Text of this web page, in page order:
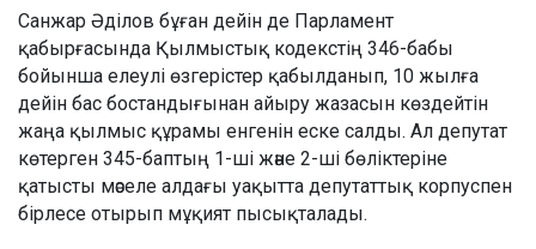
Санжар Әділов бұған дейін де Парламент
қабырғасында Қылмыстық кодекстің 346-бабы
бойынша елеулі өзгерістер қабылданып, 10 жылға
дейін бас бостандығынан айыру жазасын көздейтін
жаңа қылмыс құрамы енгенін еске салды. Ал депутат
көтерген 345-баптың 1-ші және 2-ші бөліктеріне
қатысты мәселе алдағы уақытта депутаттық корпуспен
бірлесе отырып мұқият пысықталады.